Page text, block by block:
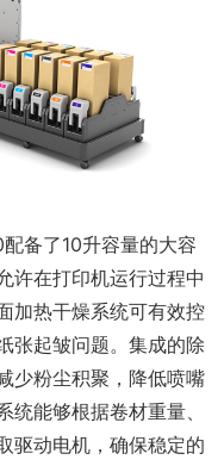
备了10升容量的大容
许在打印机运行过程中
加热干燥系统可有效控
张起皱问题。集成的除
少粉尘积聚，降低喷嘴
能够根据卷材重量、
驱动电机，确保稳定的